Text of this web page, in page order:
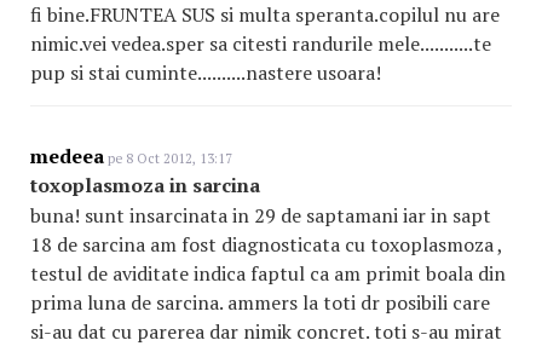
fi bine.FRUNTEA SUS si multa speranta.copilul nu are
nimic.vei vedea.sper sa citesti randurile mele...........te
pup si stai cuminte..........nastere usoara!
medeea pe 8 Oct 2012, 13:17
toxoplasmoza in sarcina
buna! sunt insarcinata in 29 de saptamani iar in sapt
18 de sarcina am fost diagnosticata cu toxoplasmoza ,
testul de aviditate indica faptul ca am primit boala din
prima luna de sarcina. ammers la toti dr posibili care
si-au dat cu parerea dar nimik concret. toti s-au mirat